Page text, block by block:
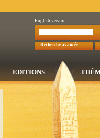
English version
Recherche avancée
EDITIONS